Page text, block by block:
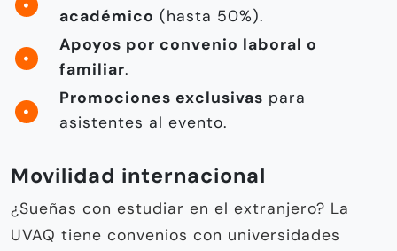
académico (hasta 50%).
Apoyos por convenio laboral o
familiar.
Promociones exclusivas para
asistentes al evento.
Movilidad internacional
¿Sueñas con estudiar en el extranjero? La
UVAQ tiene convenios con universidades